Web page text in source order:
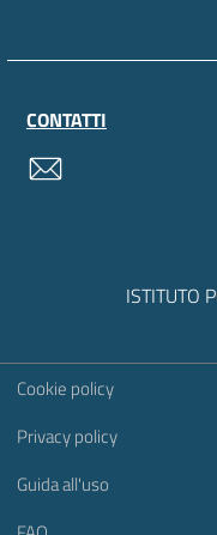
CONTATTI
ISTITUTO
Sezione Link
Cookie policy
Privacy policy
Guida all'uso